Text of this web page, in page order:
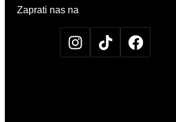
Zaprati nas na